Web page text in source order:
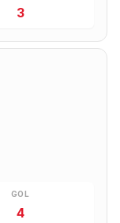
3
GOL
4